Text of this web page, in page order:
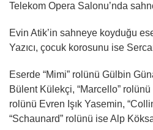
Telekom Opera Salonu’nda
Evin Atik’in sahneye koyduğu
Yazıcı, çocuk korosunu ise
Eserde “Mimi” rolünü Gülbin
Bülent Külekçi, “Marcello” rolünü
rolünü Evren Işık Yasemin,
“Schaunard” rolünü ise Alp